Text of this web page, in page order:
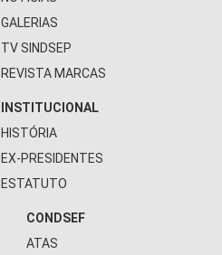
GALERIAS
TV SINDSEP
REVISTA MARCAS
INSTITUCIONAL
HISTÓRIA
EX-PRESIDENTES
ESTATUTO
CONDSEF
ATAS